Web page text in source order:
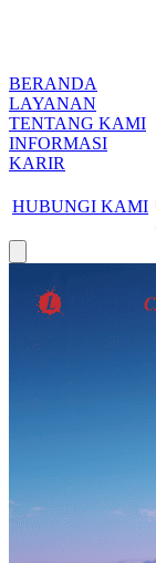
BERANDA
LAYANAN
TENTANG KAMI
INFORMASI
KARIR
HUBUNGI KAMI